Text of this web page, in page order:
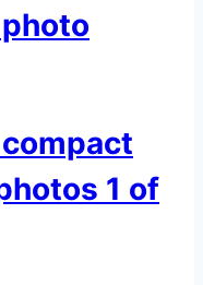
1 of